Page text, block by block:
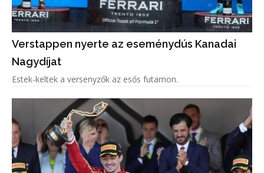
Verstappen nyerte az eseménydús Kanadai
Nagydíjat
Estek-keltek a versenyzők az esős futamon.